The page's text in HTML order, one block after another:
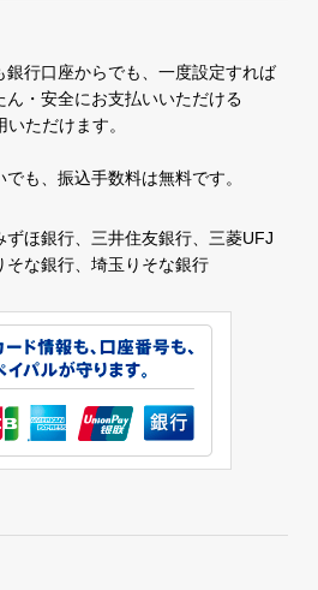
行口座からでも、一度設定すれば
ん・安全にお支払いいただける
いただけます。
も、振込手数料は無料です。
ほ銀行、三井住友銀行、三菱UFJ
な銀行、埼玉りそな銀行